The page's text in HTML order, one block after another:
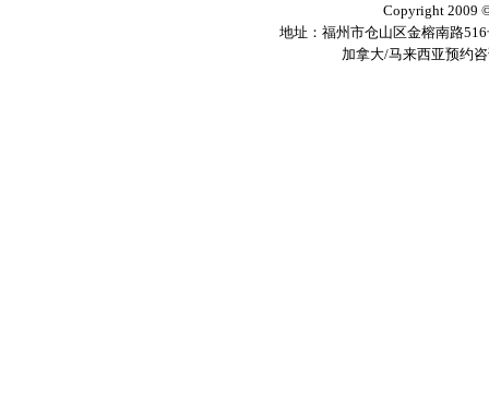
Copyright 2009
地址：福州市仓山区金榕南路
加拿大/马来西亚预约